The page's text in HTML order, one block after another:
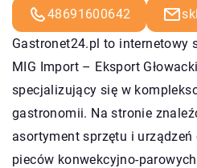
48691600642
Gastronet24.pl to internetowy
MIG Import – Eksport
specjalizujący się w
gastronomii. Na stronie
asortyment sprzętu i
pieców konwekcyjno-